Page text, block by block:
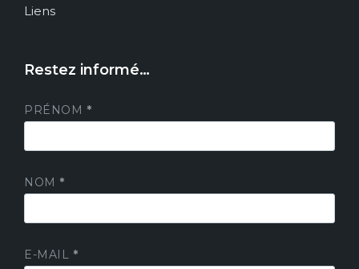
Liens
Restez informé…
PRÉNOM *
NOM *
E-MAIL *